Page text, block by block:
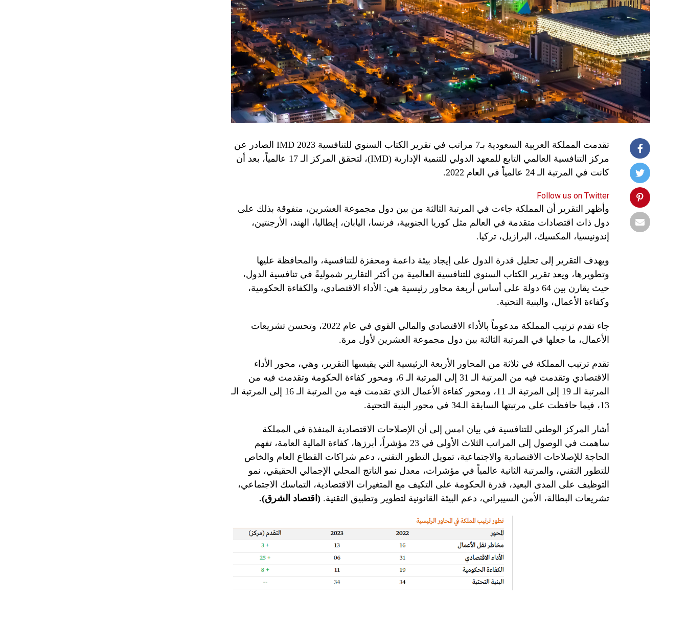
تقدمت المملكة العربية السعودية بـ7 مراتب في تقرير الكتاب السنوي للتنافسية 2023 IMD الصادر عن
مركز التنافسية العالمي التابع للمعهد الدولي للتنمية الإدارية (IMD)، لتحقق المركز الـ 17 عالمياً، بعد أن
كانت في المرتبة الـ 24 عالمياً في العام 2022.
Follow us on Twitter
وأظهر التقرير أن المملكة جاءت في المرتبة الثالثة من بين دول مجموعة العشرين، متفوقة بذلك على
دول ذات اقتصادات متقدمة في العالم مثل كوريا الجنوبية، فرنسا، اليابان، إيطاليا، الهند، الأرجنتين،
إندونيسيا، المكسيك، البرازيل، تركيا.
ويهدف التقرير إلى تحليل قدرة الدول على إيجاد بيئة داعمة ومحفزة للتنافسية، والمحافظة عليها
وتطويرها، ويعد تقرير الكتاب السنوي للتنافسية العالمية من أكثر التقارير شموليةً في تنافسية الدول،
حيث يقارن بين 64 دولة على أساس أربعة محاور رئيسية هي: الأداء الاقتصادي، والكفاءة الحكومية،
وكفاءة الأعمال، والبنية التحتية.
جاء تقدم ترتيب المملكة مدعوماً بالأداء الاقتصادي والمالي القوي في عام 2022، وتحسن تشريعات
الأعمال، ما جعلها في المرتبة الثالثة بين دول مجموعة العشرين لأول مرة.
تقدم ترتيب المملكة في ثلاثة من المحاور الأربعة الرئيسية التي يقيسها التقرير، وهي، محور الأداء
الاقتصادي وتقدمت فيه من المرتبة الـ 31 إلى المرتبة الـ 6، ومحور كفاءة الحكومة وتقدمت فيه من
المرتبة الـ 19 إلى المرتبة الـ 11، ومحور كفاءة الأعمال الذي تقدمت فيه من المرتبة الـ 16 إلى المرتبة الـ
13، فيما حافظت على مرتبتها السابقة الـ34 في محور البنية التحتية.
أشار المركز الوطني للتنافسية في بيان امس إلى أن الإصلاحات الاقتصادية المنفذة في المملكة
ساهمت في الوصول إلى المراتب الثلاث الأولى في 23 مؤشراً، أبرزها، كفاءة المالية العامة، تفهم
الحاجة للإصلاحات الاقتصادية والاجتماعية، تمويل التطور التقني، دعم شراكات القطاع العام والخاص
للتطور التقني، والمرتبة الثانية عالمياً في مؤشرات، معدل نمو الناتج المحلي الإجمالي الحقيقي، نمو
التوظيف على المدى البعيد، قدرة الحكومة على التكيف مع المتغيرات الاقتصادية، التماسك الاجتماعي،
تشريعات البطالة، الأمن السيبراني، دعم البيئة القانونية لتطوير وتطبيق التقنية. (اقتصاد الشرق).